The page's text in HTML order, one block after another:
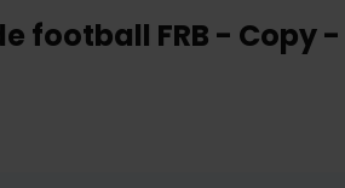
football FRB - Copy